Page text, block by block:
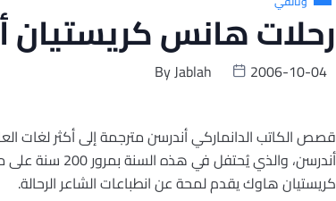
رحلات هانس كريستيان
ByJablah 2006-10-04
قصص الكاتب الدانماركي أندرسن مترجمة إلى أكثر لغات
أندرسن،
كريستيان هاوك يقدم لمحة عن انطباعات الشاعر الرحالة.